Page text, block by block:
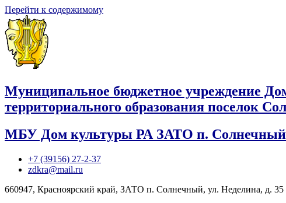
Перейти к содержимому
Муниципальное бюджетное учреждение
территориального образования поселок
МБУ Дом культуры РА ЗАТО п. Солнечный
+7 (39156) 27-2-37
zdkra@mail.ru
660947, Красноярский край, ЗАТО п. Солнечный, ул. Неделина, д. 35